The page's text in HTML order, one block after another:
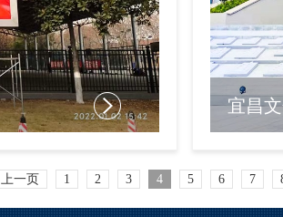
宜昌
上一页 1 2 3 4 5 6 7